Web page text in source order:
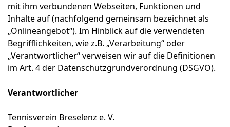
mit ihm verbundenen Webseiten, Funktionen und
Inhalte auf (nachfolgend gemeinsam bezeichnet als
„Onlineangebot“). Im Hinblick auf die verwendeten
Begrifflichkeiten, wie z.B. „Verarbeitung“ oder
„Verantwortlicher“ verweisen wir auf die Definitionen
im Art. 4 der Datenschutzgrundverordnung (DSGVO).
Verantwortlicher
Tennisverein Breselenz e. V.